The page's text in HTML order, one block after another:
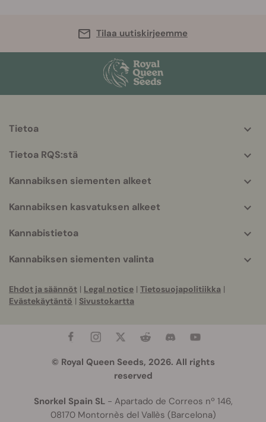
Tilaa uutiskirjeemme
info
Tietoa
Tietoa RQS:stä
Kannabiksen siementen alkeet
Kannabiksen kasvatuksen alkeet
Kannabistietoa
Kannabiksen siementen valinta
Ehdot ja säännöt | Legal notice | Tietosuojapolitiikka |
Evästekäytäntö | Sivustokartta
© Royal Queen Seeds, 2026. All rights
reserved
Snorkel Spain SL- Apartado de Correos nº 146,
08170 Montornès del Vallès (Barcelona)